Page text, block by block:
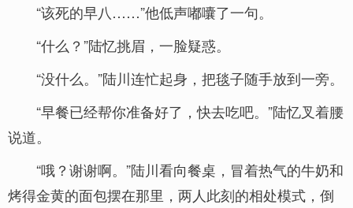
“该死的早八……”他低声嘟囔了一句。
“什么？”陆忆挑眉，一脸疑惑。
“没什么。”陆川连忙起身，把毯子随手放到一旁。
“早餐已经帮你准备好了，快去吃吧。”陆忆叉着腰
说道。
“哦？谢谢啊。”陆川看向餐桌，冒着热气的牛奶和
烤得金黄的面包摆在那里，两人此刻的相处模式，倒